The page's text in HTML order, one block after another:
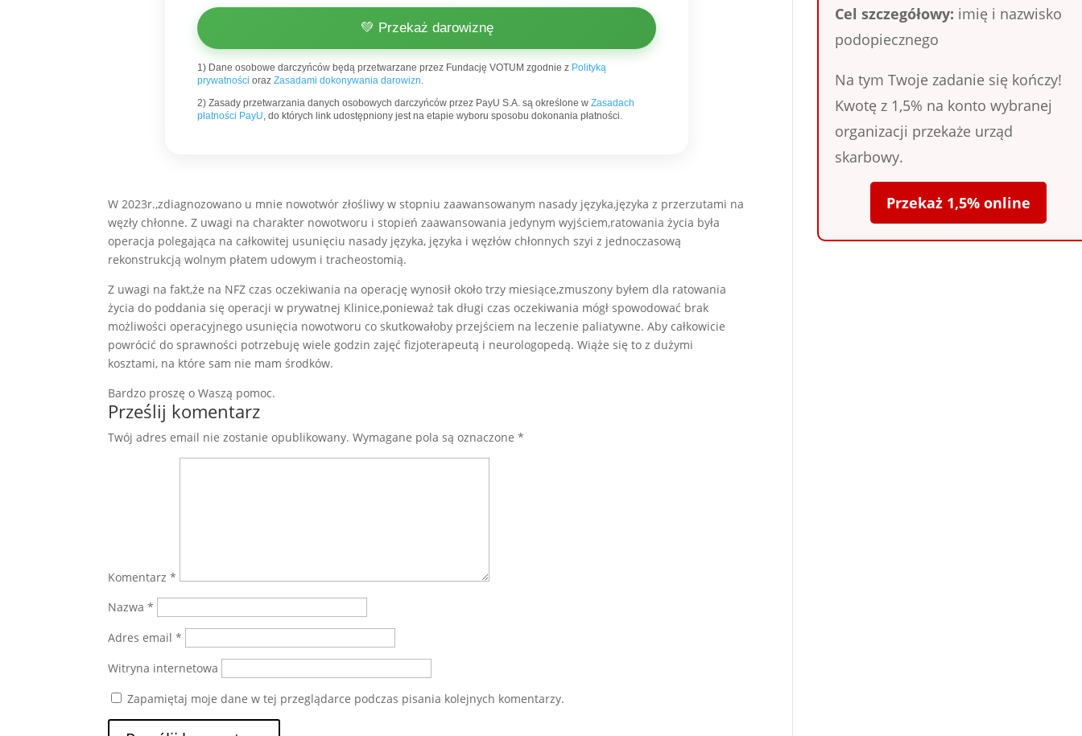
💚 Przekaż darowiznę
1) Dane osobowe darczyńców będą przetwarzane przez Fundację VOTUM zgodnie z Polityką
prywatności orazZasadami dokonywania darowizn.
2) Zasady przetwarzania danych osobowych darczyńców przez PayU S.A. są określone wZasadach
płatności PayU, do których link udostępniony jest na etapie wyboru sposobu dokonania płatności.
W 2023r.,zdiagnozowano u mnie nowotwór złośliwy w stopniu zaawansowanym nasady języka,języka z przerzutami na
węzły chłonne. Z uwagi na charakter nowotworu i stopień zaawansowania jedynym wyjściem,ratowania życia była
operacja polegająca na całkowitej usunięciu nasady języka, języka i węzłów chłonnych szyi z jednoczasową
rekonstrukcją wolnym płatem udowym i tracheostomią.
Z uwagi na fakt,że na NFZ czas oczekiwania na operację wynosił około trzy miesiące,zmuszony byłem dla ratowania
życia do poddania się operacji w prywatnej Klinice,ponieważ tak długi czas oczekiwania mógł spowodować brak
możliwości operacyjnego usunięcia nowotworu co skutkowałoby przejściem na leczenie paliatywne. Aby całkowicie
powrócić do sprawności potrzebuję wiele godzin zajęć fizjoterapeutą i neurologopedą. Wiąże się to z dużymi
kosztami, na które sam nie mam środków.
Bardzo proszę o Waszą pomoc.
Prześlij komentarz
Twój adres email nie zostanie opublikowany. Wymagane pola są oznaczone*
Komentarz*
Nazwa*
Adres email*
Witryna internetowa
Zapamiętaj moje dane w tej przeglądarce podczas pisania kolejnych komentarzy.
Cel szczegółowy: imię i nazwisko
podopiecznego
Na tym Twoje zadanie się kończy!
Kwotę z 1,5% na konto wybranej
organizacji przekaże urząd
skarbowy.
Przekaż 1,5% online